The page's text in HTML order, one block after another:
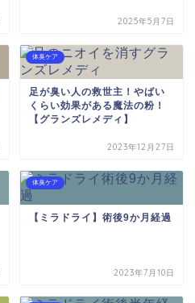
2025年5月7日
体臭ケア
足が臭い人の救世主！やばい
くらい効果がある魔法の粉！
【グランズレメディ】
2023年12月27日
体臭ケア
【ミラドライ】術後9か月経過
2023年7月10日